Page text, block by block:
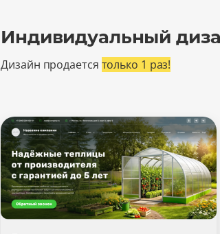
Индивидуальный
Дизайн продается только 1 раз!